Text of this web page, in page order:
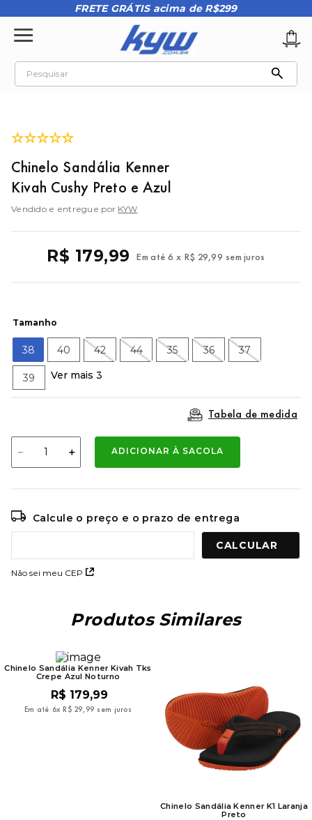
FRETE GRÁTIS acima de R$299
Pesquisar
☆☆☆☆☆
Chinelo Sandália Kenner
Kivah Cushy Preto e Azul
Vendido e entregue por KYW
R$ 179,99 Em até 6 x R$ 29,99 sem juros
Tamanho
38 40 42 44 35 36 37
39 Ver mais 3
Tabela de medida
＋
－ ADICIONAR À SACOLA
Calcule o preço e o prazo de entrega
Não sei meu CEP
Produtos Similares
Chinelo Sandália Kenner Kivah Tks
Crepe Azul Noturno
R$ 179,99
Em até 6x R$ 29, 99 sem juros
Chinelo Sandália Kenner K1 Laranja
Preto
3º teeth bomber 3
9º mochila oakley
moletom